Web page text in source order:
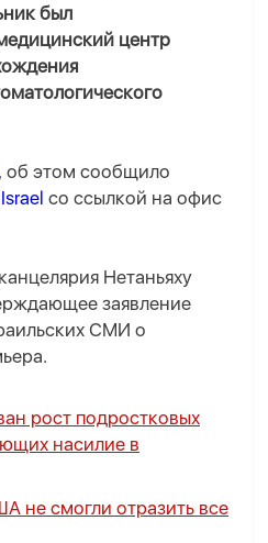
был
центр
, об этом сообщило
со ссылкой на офис
Нетаньяху
заявление
СМИ о
рост подростковых
насилие в
не смогли отразить все